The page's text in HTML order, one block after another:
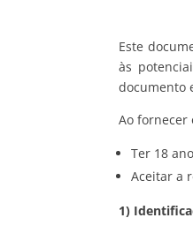
Este
às
documento
Ao fornecer
Ter 18
Aceitar a
1)